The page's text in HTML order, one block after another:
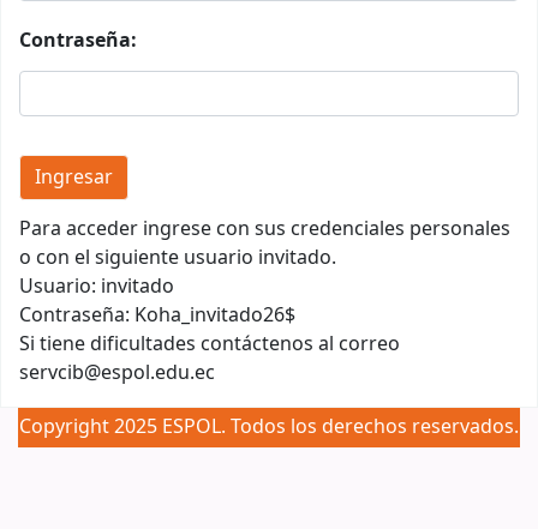
Contraseña:
Para acceder ingrese con sus credenciales personales
o con el siguiente usuario invitado.
Usuario: invitado
Contraseña: Koha_invitado26$
Si tiene dificultades contáctenos al correo
servcib@espol.edu.ec
Copyright 2025 ESPOL. Todos los derechos reservados.